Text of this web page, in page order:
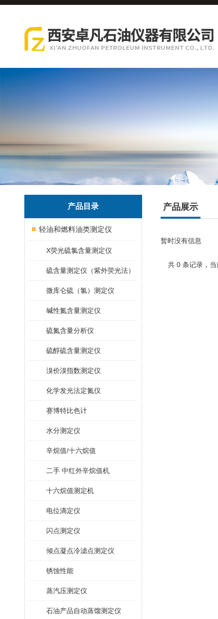
产品目录
轻油和燃料油类测定仪
X荧光硫氯含量测定仪
硫含量测定仪（紫外荧光法）
微库仑硫（氯）测定仪
碱性氮含量测定仪
硫氮含量分析仪
硫醇硫含量测定仪
溴价溴指数测定仪
化学发光法定氮仪
赛博特比色计
水分测定仪
辛烷值/十六烷值
二手 中红外辛烷值机
十六烷值测定机
电位滴定仪
闪点测定仪
倾点凝点冷滤点测定仪
锈蚀性能
蒸汽压测定仪
石油产品自动蒸馏测定仪
产品展示
暂时没有信息
共 0 条记录，